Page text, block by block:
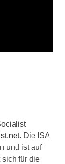
. Die ISA
und ist auf
sich für die